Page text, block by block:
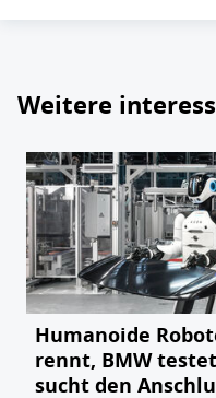
Weitere
Humanoide
rennt, BMW
sucht den